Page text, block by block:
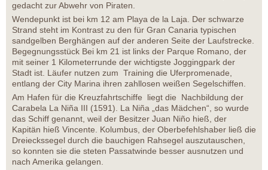
gedacht zur Abwehr von Piraten.
Wendepunkt ist bei km 12 am Playa de la Laja. Der schwarze
Strand steht im Kontrast zu den für Gran Canaria typischen
sandgelben Berghängen auf der anderen Seite der Laufstrecke.
Begegnungsstück Bei km 21 ist links der Parque Romano, der
mit seiner 1 Kilometerrunde der wichtigste Joggingpark der
Stadt ist. Läufer nutzen zum Training die Uferpromenade,
entlang der City Marina ihren zahllosen weißen Segelschiffen.
Am Hafen für die Kreuzfahrtschiffe liegt die Nachbildung der
Carabela La Niña III (1591). La Niña „das Mädchen“, so wurde
das Schiff genannt, weil der Besitzer Juan Niño hieß, der
Kapitän hieß Vincente. Kolumbus, der Oberbefehlshaber ließ die
Dreieckssegel durch die bauchigen Rahsegel auszutauschen,
so konnten sie die steten Passatwinde besser ausnutzen und
nach Amerika gelangen.